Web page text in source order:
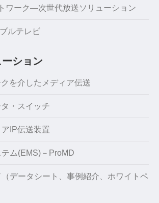
ワーク―次世代放送ソリューション
ルテレビ
ション
クを介したメディア伝送
タ・スイッチ
IP伝送装置
ム(EMS)－ProMD
データシート、事例紹介、ホワイトペ